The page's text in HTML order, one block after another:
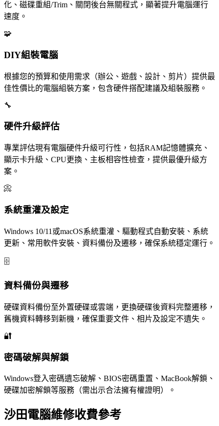
化、磁碟重組/Trim、關閉後台無關程式，顯著提升電腦運行
速度。
🧩
DIY組裝電腦
根據您的預算和使用需求（辦公、遊戲、設計、剪片）提供最
佳性價比的電腦組裝方案，包含硬件搭配建議及組裝服務。
🔧
硬件升級評估
專業評估現有電腦硬件升級可行性，包括RAM記憶體擴充、
顯示卡升級、CPU更換、主板相容性檢查，提供最優升級方
案。
📀
系統重灌及設定
Windows 10/11或macOS系統重灌、驅動程式自動安裝、系統
更新、常用軟件安裝、資料備份及遷移，確保系統穩定運行。
🗄️
資料備份與遷移
硬碟資料備份至外置硬碟或雲端，更換硬碟後資料完整遷移，
舊機資料轉移到新機，確保重要文件、相片及設定不遺失。
🔐
密碼破解與解鎖
Windows登入密碼遺忘破解、BIOS密碼重置、MacBook解鎖、
硬碟加密解鎖等服務（需出示合法擁有權證明）。
沙田電腦維修收費參考